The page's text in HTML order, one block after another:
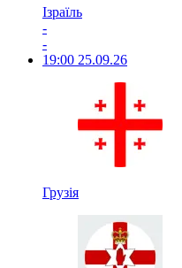
Ізраїль
-
-
19:00 25.09.26
Грузія